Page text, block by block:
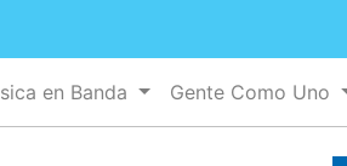
en Banda Gente Como Uno